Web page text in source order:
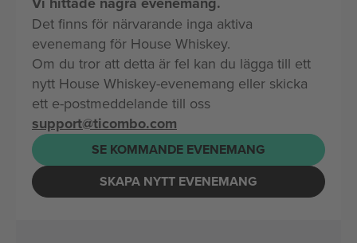
Det finns för närvarande inga aktiva
evenemang för House Whiskey.
Om du tror att detta är fel kan du lägga till ett
nytt House Whiskey-evenemang eller skicka
ett e-postmeddelande till oss
support@ticombo.com
SE KOMMANDE EVENEMANG
SKAPA NYTT EVENEMANG